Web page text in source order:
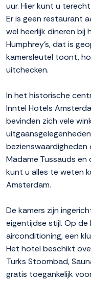
uur. Hier kunt u
Er is geen restaurant
wel heerlijk dineren
Humphrey's, dat is
kamersleutel toont,
uitchecken.
In het historische
Inntel Hotels
bevinden zich vele
Madame Tussauds en
kunt u alles te weten
Amsterdam.
De kamers zijn
eigentijdse stijl. Op
airconditioning, een
Het hotel beschikt
Turks Stoombad,
gratis toegankelijk